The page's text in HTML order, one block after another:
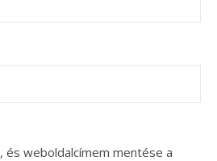
és weboldalcímem mentése a